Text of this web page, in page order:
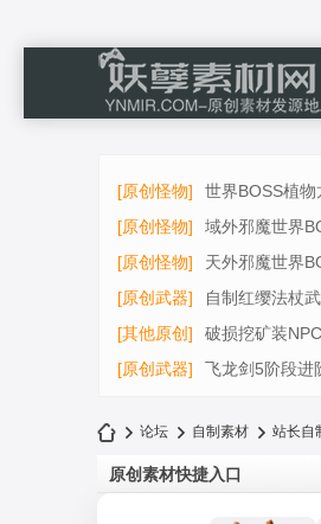
[原创怪物]
世界BOSS植物
[原创怪物]
域外邪魔世界
[原创怪物]
天外邪魔世界
[原创武器]
自制红缨法杖
[其他原创]
破损挖矿装NPC
[原创武器]
飞龙剑5阶段进
论坛 自制素材 站长自
原创素材快捷入口